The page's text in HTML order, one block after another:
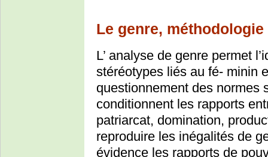
Le genre, méthodologie
L’ analyse de genre permet
stéréotypes liés au fé- minin
questionnement des normes
conditionnent les rapports
patriarcat, domination,
reproduire les inégalités de
évidence les rapports de